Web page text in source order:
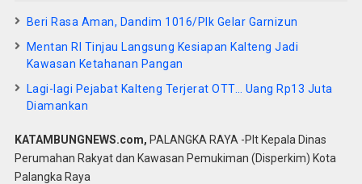
Beri Rasa Aman, Dandim 1016/Plk Gelar Garnizun
Mentan RI Tinjau Langsung Kesiapan Kalteng Jadi
Kawasan Ketahanan Pangan
Lagi-lagi Pejabat Kalteng Terjerat OTT… Uang Rp13 Juta
Diamankan
KATAMBUNGNEWS.com, PALANGKA RAYA -Plt Kepala Dinas
Perumahan Rakyat dan Kawasan Pemukiman (Disperkim) Kota
Palangka Raya